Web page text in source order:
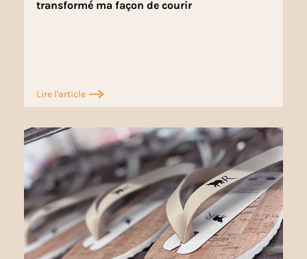
transformé ma façon de courir
Lire l'article